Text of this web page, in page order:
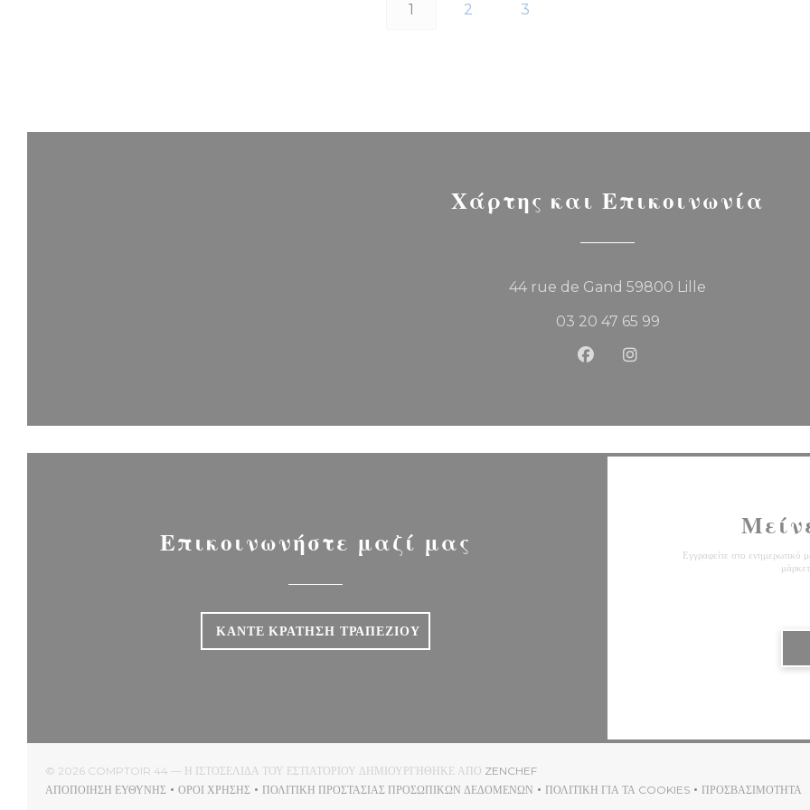
1 2 3
Χάρτης και Επικοινωνία
44 rue de Gand 59800 Lille
03 20 47 65 99
Facebook ((ανοίγει σε νέο
Instagram ((ανοίγει σε
Επικοινωνήστε μαζί μας
ΚΆΝΤΕ ΚΡΆΤΗΣΗ ΤΡΑΠΕΖΙΟΎ
Εγγραφείτε στο ενημερωτικό
© 2026 COMPTOIR 44 — Η ΙΣΤΟΣΕΛΊΔΑ ΤΟΥ ΕΣΤΙΑΤΟΡΊΟΥ ΔΗΜΙΟΥΡΓΉΘΗΚΕ ΑΠΌ ZENCHEF((ΑΝΟΊΓΕΙ ΣΕ ΝΈΟ ΠΑΡΆΘΥΡΟ))
ΑΠΟΠΟΊΗΣΗ ΕΥΘΎΝΗΣ
((ΑΝΟΊΓΕΙ ΣΕ ΝΈΟ ΠΑΡΆΘΥΡΟ))
ΌΡΟΙ ΧΡΉΣΗΣ
((ΑΝΟΊΓΕΙ ΣΕ ΝΈΟ ΠΑΡΆΘΥΡΟ))
ΠΟΛΙΤΙΚΉ ΠΡΟΣΤΑΣΊΑΣ ΠΡΟΣΩΠΙΚΏΝ ΔΕΔΟΜΈΝΩΝ
((ΑΝΟΊΓΕΙ ΣΕ ΝΈΟ ΠΑΡΆΘΥΡΟ))
ΠΟΛΙΤΙΚΉ ΓΙΑ ΤΑ COOKIES
((ΑΝΟΊΓΕΙ ΣΕ ΝΈΟ ΠΑΡΆΘΥΡΟ))
ΠΡΟΣΒΑΣΙΜΌΤΗΤΑ
((ΑΝΟΊΓΕΙ